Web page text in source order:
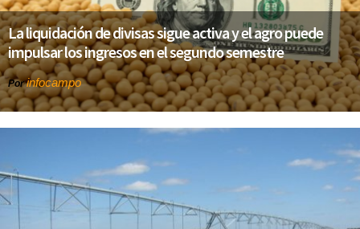
La liquidación de divisas sigue activa y el agro puede
impulsar los ingresos en el segundo semestre
Porinfocampo